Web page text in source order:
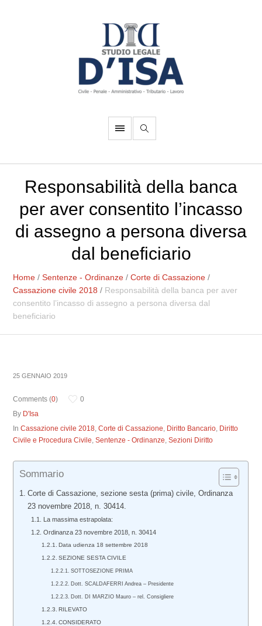
Responsabilità della banca
per aver consentito l’incasso
di assegno a persona diversa
dal beneficiario
Home /Sentenze - Ordinanze /Corte di Cassazione /
Cassazione civile 2018 / Responsabilità della banca per aver
consentito l’incasso di assegno a persona diversa dal
beneficiario
25 GENNAIO 2019
Comments (0)
0
By D'Isa
InCassazione civile 2018,Corte di Cassazione, Diritto Bancario, Diritto
Civile e Procedura Civile,Sentenze - Ordinanze,Sezioni Diritto
Sommario
Corte di Cassazione, sezione sesta (prima) civile, Ordinanza
23 novembre 2018, n. 30414.
La massima estrapolata:
Ordinanza 23 novembre 2018, n. 30414
Data udienza 18 settembre 2018
SEZIONE SESTA CIVILE
SOTTOSEZIONE PRIMA
Dott. SCALDAFERRI Andrea – Presidente
Dott. DI MARZIO Mauro – rel. Consigliere
RILEVATO
CONSIDERATO